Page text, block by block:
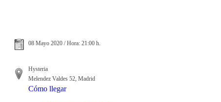
08 Mayo 2020 / Hora: 21:00 h.
Hysteria
Melendez Valdes 52, Madrid
Cómo llegar